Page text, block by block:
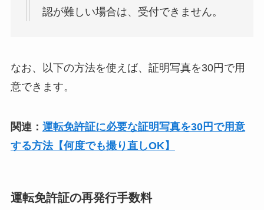
認が難しい場合は、受付できません。
なお、以下の方法を使えば、証明写真を30円で用
意できます。
関連： 運転免許証に必要な証明写真を30円で用意
する方法【何度でも撮り直しOK】
運転免許証の再発行手数料